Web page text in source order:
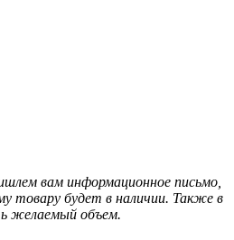
вам информационное письмо,
товару будет в наличии. Также в
желаемый объем.